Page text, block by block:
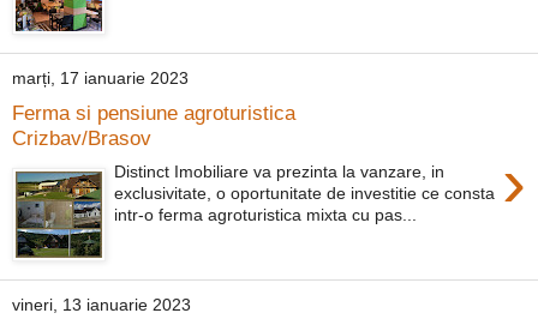
marți, 17 ianuarie 2023
Ferma si pensiune agroturistica
Crizbav/Brasov
›
Distinct Imobiliare va prezinta la vanzare, in
exclusivitate, o oportunitate de investitie ce consta
intr-o ferma agroturistica mixta cu pas...
vineri, 13 ianuarie 2023